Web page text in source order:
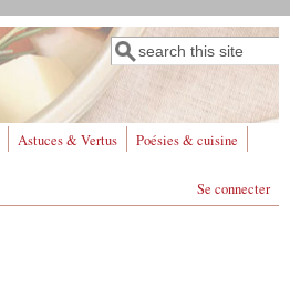
Formulaire de
recherche
Rechercher
Astuces & Vertus
Poésies & cuisine
Se connecter